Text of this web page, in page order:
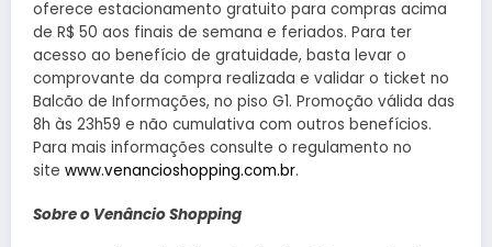
oferece estacionamento gratuito para compras acima
de R$ 50 aos finais de semana e feriados. Para ter
acesso ao benefício de gratuidade, basta levar o
comprovante da compra realizada e validar o ticket no
Balcão de Informações, no piso G1. Promoção válida das
8h às 23h59 e não cumulativa com outros benefícios.
Para mais informações consulte o regulamento no
site www.venancioshopping.com.br.
Sobre o Venâncio Shopping